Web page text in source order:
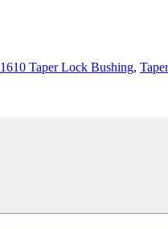
1610 Taper Lock Bushing,